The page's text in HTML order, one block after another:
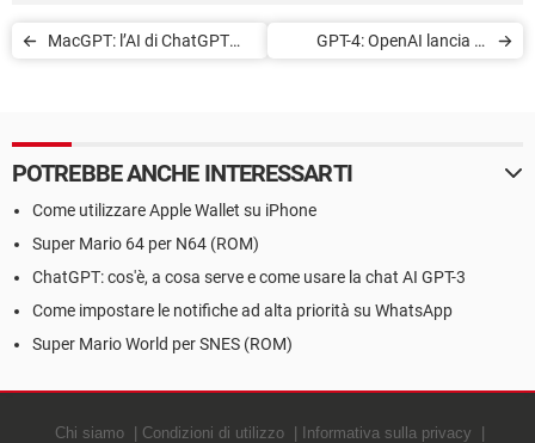
MacGPT: l’AI di ChatGPT
GPT-4: OpenAI lancia la
POTREBBE ANCHE INTERESSARTI
Come utilizzare Apple Wallet su iPhone
Super Mario 64 per N64 (ROM)
ChatGPT: cos'è, a cosa serve e come usare la chat AI GPT-3
Come impostare le notifiche ad alta priorità su WhatsApp
Super Mario World per SNES (ROM)
Chi siamo Condizioni di utilizzo Informativa sulla privacy